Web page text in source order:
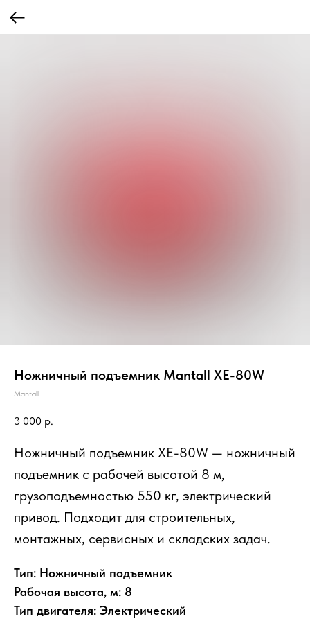
Ножничный подъемник Mantall XE-80W
Mantall
3 000 р.
Ножничный подъемник XE-80W — ножничный
подъемник с рабочей высотой 8 м,
грузоподъемностью 550 кг, электрический
привод. Подходит для строительных,
монтажных, сервисных и складских задач.
Тип: Ножничный подъемник
Рабочая высота, м: 8
Тип двигателя: Электрический